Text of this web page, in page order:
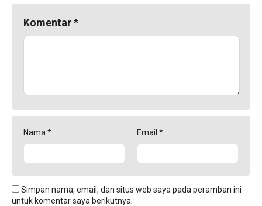
Komentar*
Nama * Email *
Simpan nama, email, dan situs web saya pada peramban ini
untuk komentar saya berikutnya.